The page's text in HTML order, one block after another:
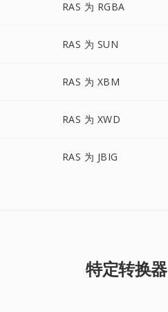
RAS 为 RGBA
RAS 为 SUN
RAS 为 XBM
RAS 为 XWD
RAS 为 JBIG
特定转换器